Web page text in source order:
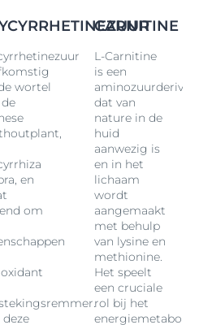
Oil Control
wortel
en
om
deze
CARNITINE
L-Carnitine
is een
dat van
nature in de
huid
aanwezig is
en in het
lichaam
wordt
aangemaakt
met behulp
van lysine en
methionine.
Het speelt
een cruciale
rol bij het